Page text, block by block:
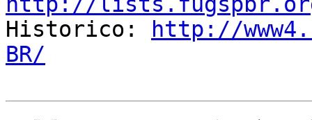
Historico:
http://
BR/